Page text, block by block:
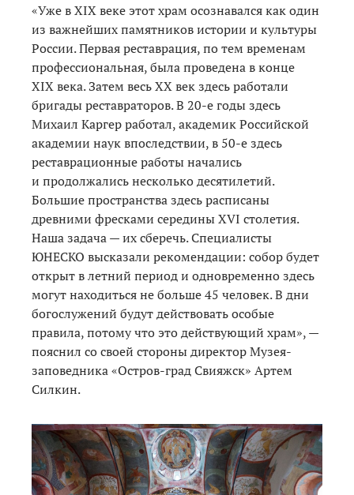
«Уже в XIX веке этот храм осознавался как один
из важнейших памятников истории и культуры
России. Первая реставрация, по тем временам
профессиональная, была проведена в конце
XIX века. Затем весь ХХ век здесь работали
бригады реставраторов. В 20-е годы здесь
Михаил Каргер работал, академик Российской
академии наук впоследствии, в 50-е здесь
реставрационные работы начались
и продолжались несколько десятилетий.
Большие пространства здесь расписаны
древними фресками середины XVI столетия.
Наша задача — их сберечь. Специалисты
ЮНЕСКО высказали рекомендации: собор будет
открыт в летний период и одновременно здесь
могут находиться не больше 45 человек. В дни
богослужений будут действовать особые
правила, потому что это действующий храм», —
пояснил со своей стороны директор Музея-
заповедника «Остров-град Свияжск» Артем
Силкин.